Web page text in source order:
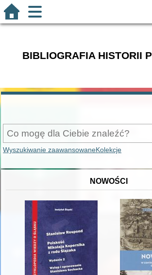
BIBLIOGRAFIA HISTORII
Wyszukiwanie zaawansowaneKolekcje
NOWOŚCI